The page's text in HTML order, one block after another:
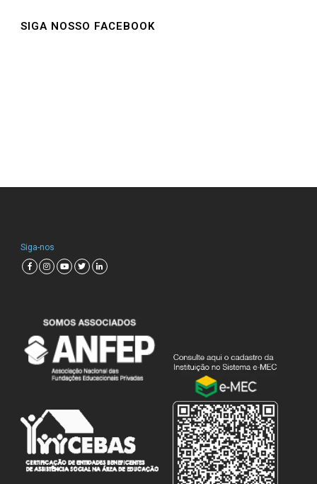
SIGA NOSSO FACEBOOK
Siga-nos